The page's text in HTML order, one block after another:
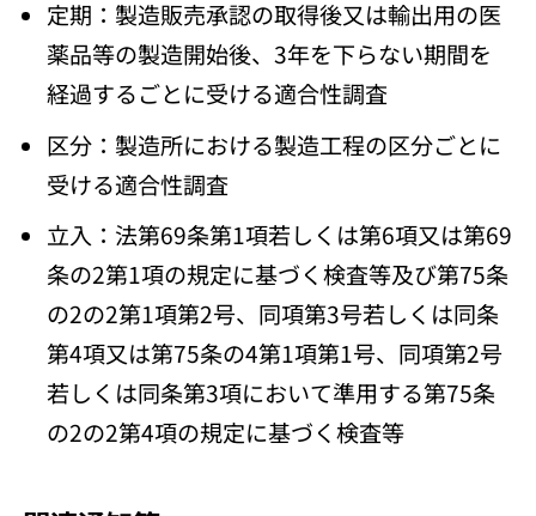
定期：製造販売承認の取得後又は輸出用の医
薬品等の製造開始後、3年を下らない期間を
経過するごとに受ける適合性調査
区分：製造所における製造工程の区分ごとに
受ける適合性調査
立入：法第69条第1項若しくは第6項又は第69
条の2第1項の規定に基づく検査等及び第75条
の2の2第1項第2号、同項第3号若しくは同条
第4項又は第75条の4第1項第1号、同項第2号
若しくは同条第3項において準用する第75条
の2の2第4項の規定に基づく検査等